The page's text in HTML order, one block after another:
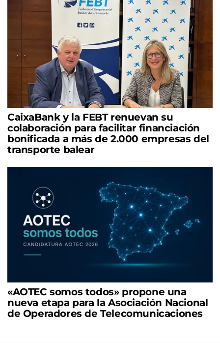
CaixaBank y la FEBT renuevan su
colaboración para facilitar financiación
bonificada a más de 2.000 empresas del
transporte balear
«AOTEC somos todos» propone una
nueva etapa para la Asociación Nacional
de Operadores de Telecomunicaciones